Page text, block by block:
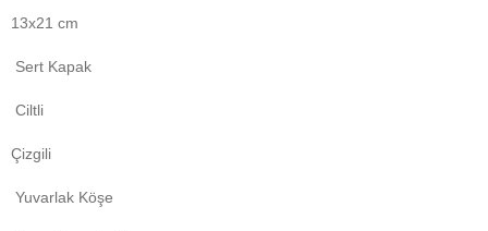
13x21 cm
Sert Kapak
Ciltli
Çizgili
Yuvarlak Köşe